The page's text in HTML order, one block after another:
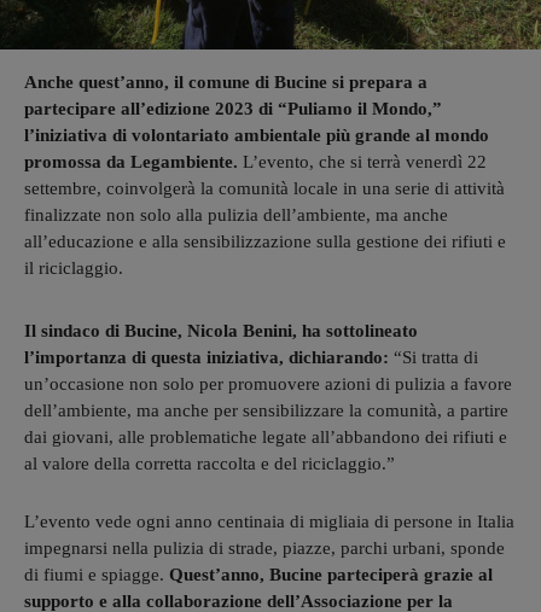
Anche quest’anno, il comune di Bucine si prepara a
partecipare all’edizione 2023 di “Puliamo il Mondo,”
l’iniziativa di volontariato ambientale più grande al mondo
promossa da Legambiente. L’evento, che si terrà venerdì 22
settembre, coinvolgerà la comunità locale in una serie di attività
finalizzate non solo alla pulizia dell’ambiente, ma anche
all’educazione e alla sensibilizzazione sulla gestione dei rifiuti e
il riciclaggio.
Il sindaco di Bucine, Nicola Benini, ha sottolineato
l’importanza di questa iniziativa, dichiarando: “Si tratta di
un’occasione non solo per promuovere azioni di pulizia a favore
dell’ambiente, ma anche per sensibilizzare la comunità, a partire
dai giovani, alle problematiche legate all’abbandono dei rifiuti e
al valore della corretta raccolta e del riciclaggio.”
L’evento vede ogni anno centinaia di migliaia di persone in Italia
impegnarsi nella pulizia di strade, piazze, parchi urbani, sponde
di fiumi e spiagge. Quest’anno, Bucine parteciperà grazie al
supporto e alla collaborazione dell’Associazione per la